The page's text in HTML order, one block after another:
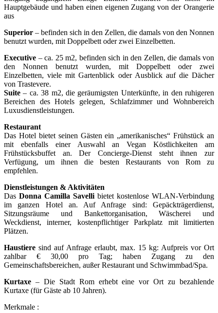
Hauptgebäude und haben einen eigenen Zugang von der Orangerie
aus
Superior – befinden sich in den Zellen, die damals von den Nonnen
benutzt wurden, mit Doppelbett oder zwei Einzelbetten.
Executive – ca. 25 m2, befinden sich in den Zellen, die damals von
den Nonnen benutzt wurden, mit Doppelbett oder zwei
Einzelbetten, viele mit Gartenblick oder Ausblick auf die Dächer
von Trastevere.
Suite – ca. 38 m2, die geräumigsten Unterkünfte, in den ruhigeren
Bereichen des Hotels gelegen, Schlafzimmer und Wohnbereich
Luxusdienstleistungen.
Restaurant
Das Hotel bietet seinen Gästen ein „amerikanisches“ Frühstück an
mit ebenfalls einer Auswahl an Vegan Köstlichkeiten am
Frühstücksbuffet an. Der Concierge-Dienst steht ihnen zur
Verfügung, um ihnen die besten Restaurants von Rom zu
empfehlen.
Dienstleistungen & Aktivitäten
Das Donna Camilla Savelli bietet kostenlose WLAN-Verbindung
im ganzen Hotel an. Auf Anfrage sind: Gepäckträgerdienst,
Sitzungsräume und Bankettorganisation, Wäscherei und
Weckdienst, interner, kostenpflichtiger Parkplatz mit limitierten
Plätzen.
Haustiere sind auf Anfrage erlaubt, max. 15 kg: Aufpreis vor Ort
zahlbar € 30,00 pro Tag; haben Zugang zu den
Gemeinschaftsbereichen, außer Restaurant und Schwimmbad/Spa.
Kurtaxe – Die Stadt Rom erhebt eine vor Ort zu bezahlende
Kurtaxe (für Gäste ab 10 Jahren).
Merkmale :